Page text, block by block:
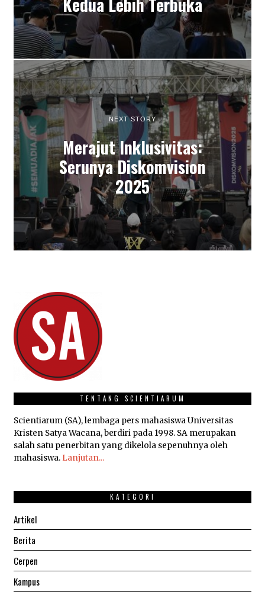
NEXT STORY
Merajut Inklusivitas:
Serunya Diskomvision
2025
TENTANG SCIENTIARUM
Scientiarum (SA), lembaga pers mahasiswa Universitas
Kristen Satya Wacana, berdiri pada 1998. SA merupakan
salah satu penerbitan yang dikelola sepenuhnya oleh
mahasiswa. Lanjutan...
KATEGORI
Artikel
Berita
Cerpen
Kampus